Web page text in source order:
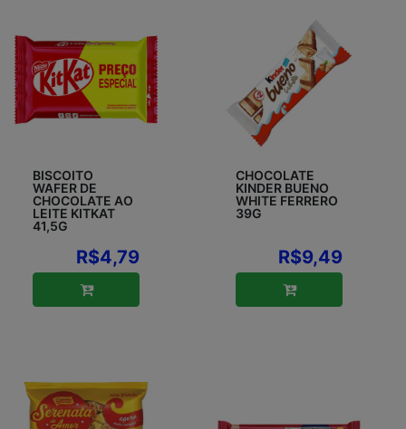
BISCOITO
WAFER DE
CHOCOLATE AO
LEITE KITKAT
41,5G
R$4,79
CHOCOLATE
KINDER BUENO
WHITE FERRERO
39G
R$9,49